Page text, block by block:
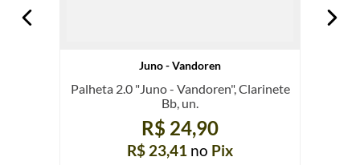
Juno - Vandoren
Palheta 2.0 "Juno - Vandoren", Clarinete
Bb, un.
R$ 24,90
R$ 23,41 no Pix